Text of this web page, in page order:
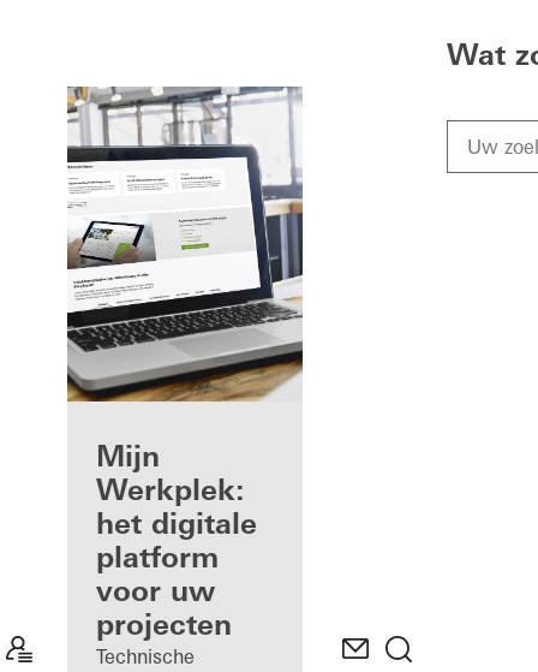
Voordelen voor
u als
geregistreerd
gevelfabrikant
Ontdek
Mijn
Werkplek
Mijn
Werkplek:
het digitale
platform
voor uw
projecten
Technische
Wat